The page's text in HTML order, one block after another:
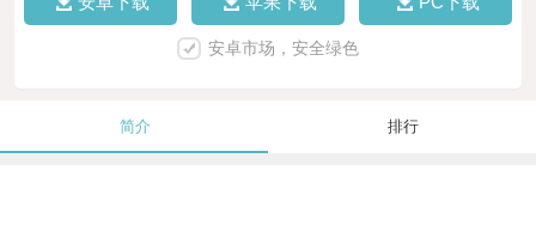
安卓市场，安全绿色
简介 排行